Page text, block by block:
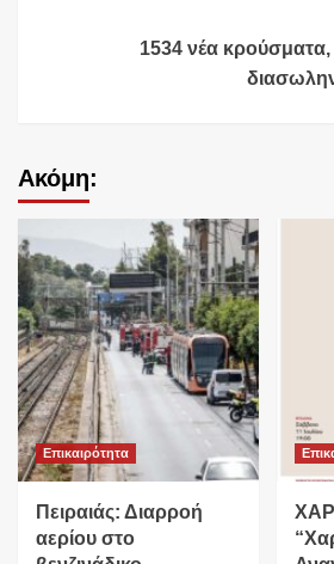
1534 νέα
Ακόμη:
Επικαιρότητα
Πειραιάς: Διαρροή
αερίου στο